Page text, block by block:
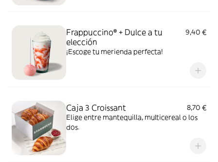
Frappuccino® + Dulce a tu
elección
9,40 €
¡Escoge tu merienda perfecta!
Caja 3 Croissant
8,70 €
Elige entre mantequilla, multicereal o los
dos.